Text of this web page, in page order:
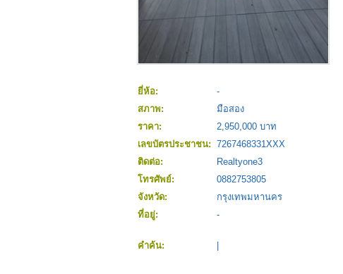
ยี่ห้อ: -
สภาพ:
มือสอง
ราคา:
2,950,000 บาท
เลขบัตรประชาชน: 7267468331XXX
ติดต่อ:
Realtyone3
โทรศัพย์:
0882753805
จังหวัด:
กรุงเทพมหานคร
ที่อยู่:
-
คำค้น: